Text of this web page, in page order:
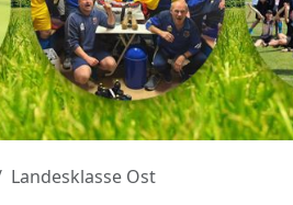
Landesklasse Ost